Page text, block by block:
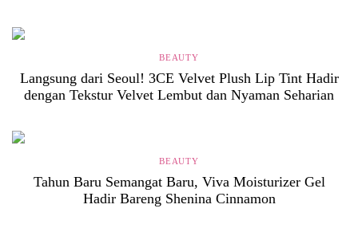
BEAUTY
Langsung dari Seoul! 3CE Velvet Plush Lip Tint Hadir
dengan Tekstur Velvet Lembut dan Nyaman Seharian
BEAUTY
Tahun Baru Semangat Baru, Viva Moisturizer Gel
Hadir Bareng Shenina Cinnamon